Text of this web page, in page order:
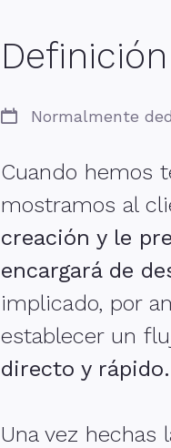
Definición
Normalmente
Cuando hemos
mostramos al
creación y le
encargará de
implicado, por
establecer un
directo y rápido.
Una vez hechas